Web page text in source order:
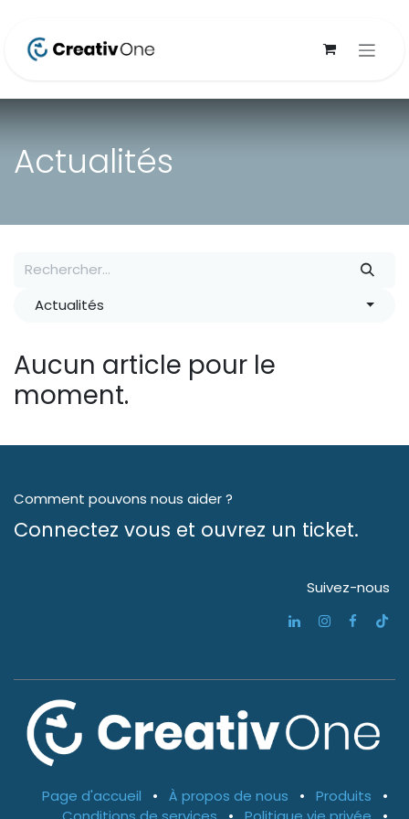
Actualités
Actualités
Aucun article pour le
moment.
Comment pouvons nous aider ?
Connectez vous et ouvrez un ticket.
Suivez-nous
Page d'accueil • À propos de nous • Produits
•